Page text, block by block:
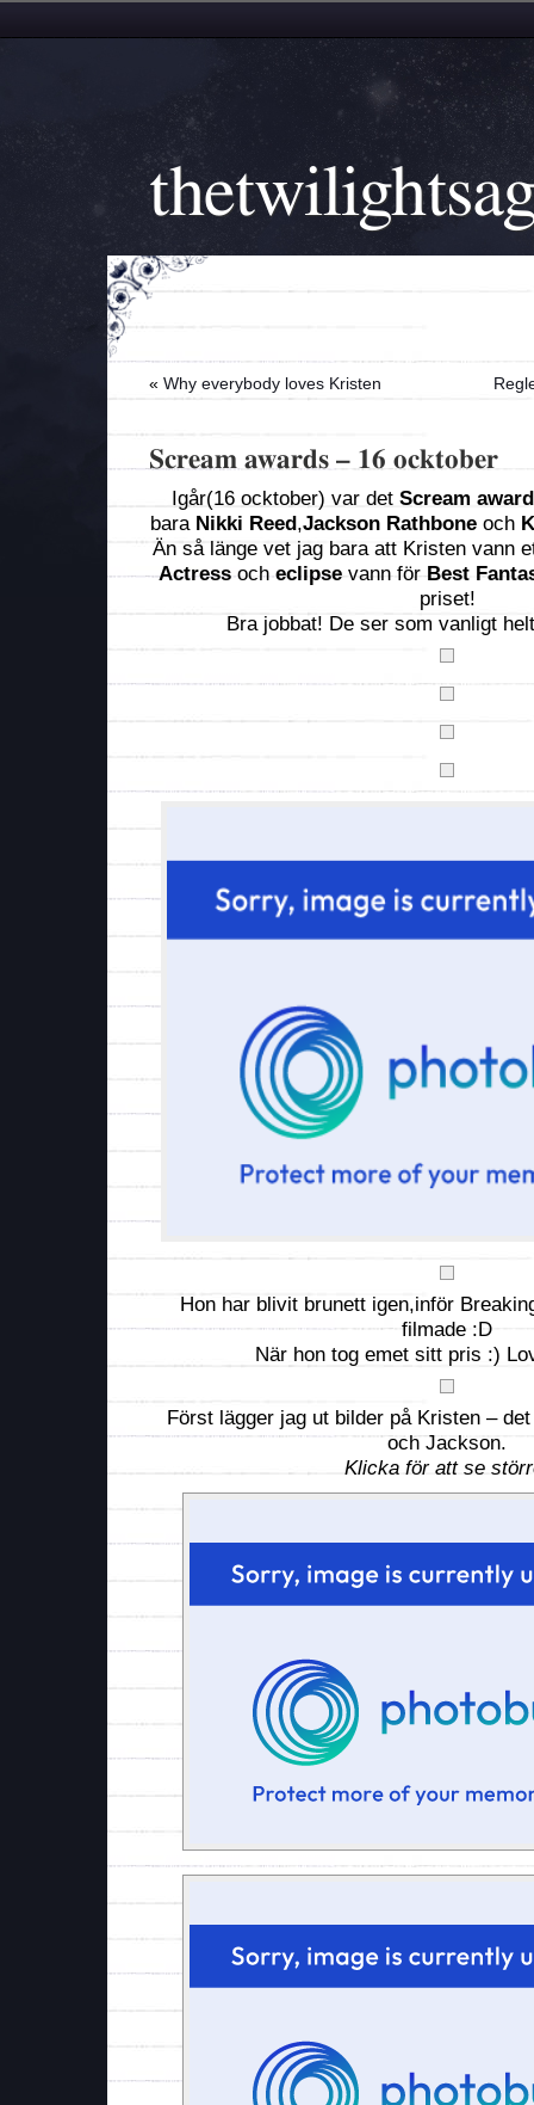
« Why everybody loves Kristen
Scream awards – 16 ocktober
Igår(16 ocktober) var det Scream
bara Nikki Reed,Jackson Rathbone och
Än så länge vet jag bara att Kristen vann
Actressocheclipse vann förBest
priset!
Bra jobbat! De ser som vanligt helt
Hon har blivit brunett igen,inför
filmade :D
När hon tog emet sitt pris :)
Först lägger jag ut bilder på Kristen –
och Jackson.
Klicka för att se